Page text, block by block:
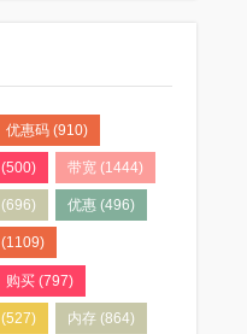
优惠码 (910)
(500) 带宽(1444)
(696) 优惠(496)
(1109)
购买 (797)
(527) 内存(864)